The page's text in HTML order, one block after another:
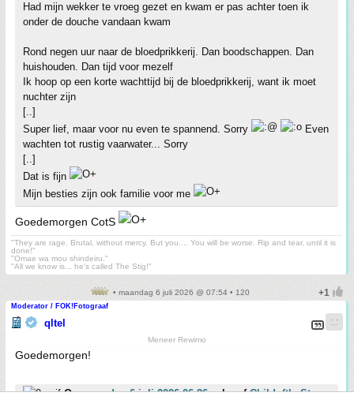
Had mijn wekker te vroeg gezet en kwam er pas achter toen ik
onder de douche vandaan kwam
Rond negen uur naar de bloedprikkerij. Dan boodschappen. Dan
huishouden. Dan tijd voor mezelf
Ik hoop op een korte wachttijd bij de bloedprikkerij, want ik moet
nuchter zijn
[..]
Super lief, maar voor nu even te spannend. Sorry
Even
wachten tot rustig vaarwater... Sorry
[..]
Dat is fijn
Mijn besties zijn ook familie voor me
Goedemorgen CotS
"They are rage. Brutal, without mercy. But you.... You will be worse. Rip and tear, until it is
done!"
"Omae wa mou shindeiru."
"All we know is... he's called The Stig!"
• maandag 6 juli 2026 @ 07:54 • 120
Moderator / FOK!Fotograaf
qltel
Meneer Rewimo
Goedemorgen!
Opmaandag 6 juli 2026 06:26schreefChildoftheStars